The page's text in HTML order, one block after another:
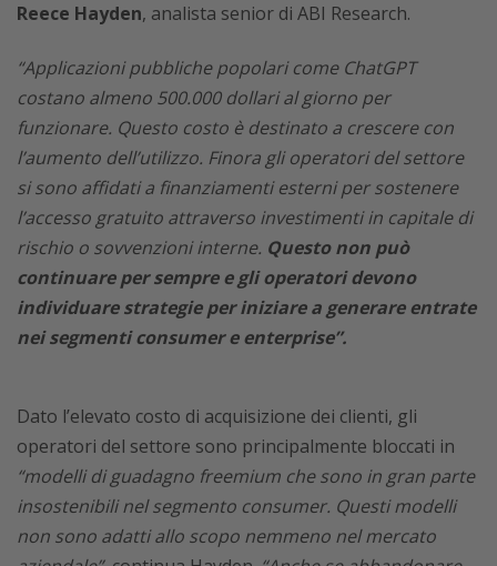
Reece Hayden, analista senior di ABI Research.
“Applicazioni pubbliche popolari come ChatGPT
costano almeno 500.000 dollari al giorno per
funzionare. Questo costo è destinato a crescere con
l’aumento dell’utilizzo. Finora gli operatori del settore
si sono affidati a finanziamenti esterni per sostenere
l’accesso gratuito attraverso investimenti in capitale di
rischio o sovvenzioni interne. Questo non può
continuare per sempre e gli operatori devono
individuare strategie per iniziare a generare entrate
nei segmenti consumer e enterprise”.
Dato l’elevato costo di acquisizione dei clienti, gli
operatori del settore sono principalmente bloccati in
“modelli di guadagno freemium che sono in gran parte
insostenibili nel segmento consumer. Questi modelli
non sono adatti allo scopo nemmeno nel mercato